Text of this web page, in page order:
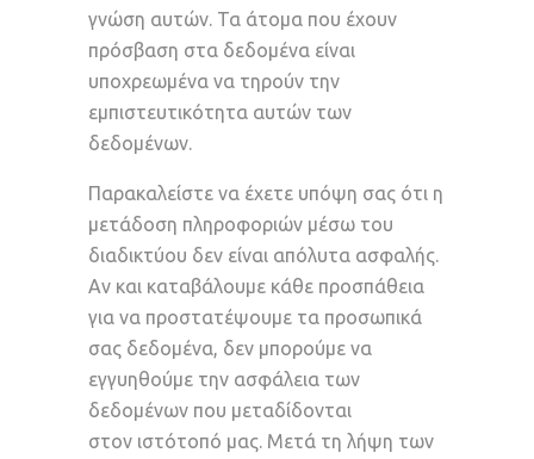
γνώση αυτών. Τα άτομα που έχουν
πρόσβαση στα δεδομένα είναι
υποχρεωμένα να τηρούν την
εμπιστευτικότητα αυτών των
δεδομένων.
Παρακαλείστε να έχετε υπόψη σας ότι η
μετάδοση πληροφοριών μέσω του
διαδικτύου δεν είναι απόλυτα ασφαλής.
Αν και καταβάλουμε κάθε προσπάθεια
για να προστατέψουμε τα προσωπικά
σας δεδομένα, δεν μπορούμε να
εγγυηθούμε την ασφάλεια των
δεδομένων που μεταδίδονται
στον ιστότοπό μας. Μετά τη λήψη των